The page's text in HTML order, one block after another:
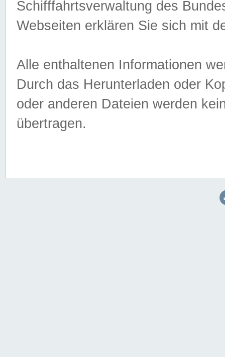
Schifffahrtsverwaltung des
Webseiten erklären Sie sich mit
Alle enthaltenen Informationen
Durch das Herunterladen oder
oder anderen Dateien werden
übertragen.